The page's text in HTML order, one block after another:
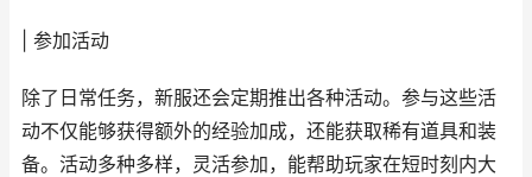
| 参加活动
除了日常任务，新服还会定期推出各种活动。参与这些活
动不仅能够获得额外的经验加成，还能获取稀有道具和装
备。活动多种多样，灵活参加，能帮助玩家在短时刻内大